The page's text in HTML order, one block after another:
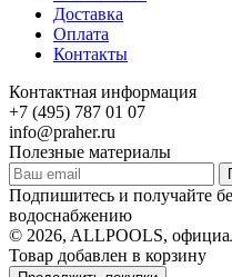
Доставка
Оплата
Контакты
Контактная информация
+7 (495) 787 01 07
info@praher.ru
Полезные материалы
Подпишитесь и получайте
водоснабжению
© 2026, ALLPOOLS,
Товар добавлен в корзину